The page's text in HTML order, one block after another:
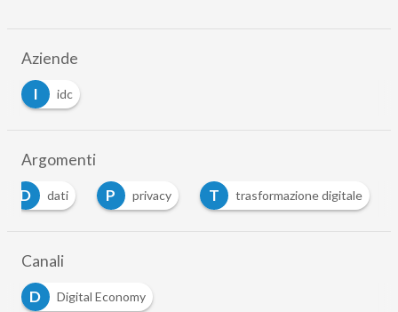
Aziende
I
idc
Argomenti
D
dati P privacy T trasformazione digitale
Canali
D
Digital Economy